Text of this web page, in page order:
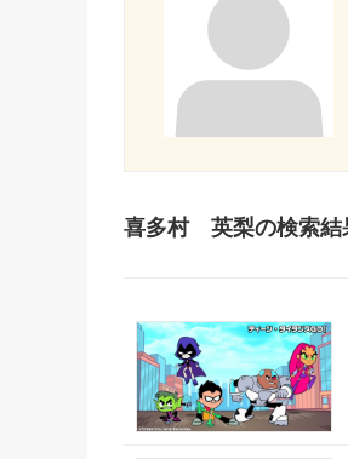
喜多村 英梨の検索結